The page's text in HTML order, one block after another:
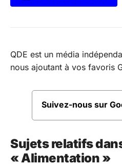
QDE est un média
nous ajoutant à vos favoris
Suivez-nous sur
Sujets relatifs
« Alimentation »